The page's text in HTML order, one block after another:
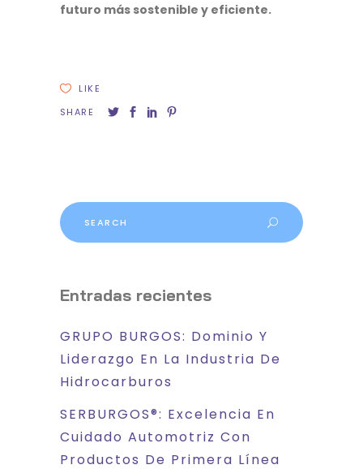
futuro más sostenible y eficiente.
LIKE
SHARE
Search
for:
Entradas recientes
GRUPO BURGOS: Dominio Y
Liderazgo En La Industria De
Hidrocarburos
SERBURGOS®: Excelencia En
Cuidado Automotriz Con
Productos De Primera Línea